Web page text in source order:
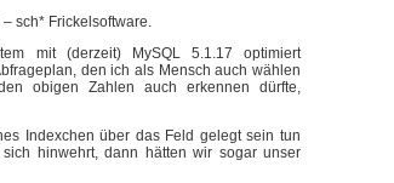
sch* Frickelsoftware.
mit (derzeit) MySQL 5.1.17 optimiert
den ich als Mensch auch wählen
obigen Zahlen auch erkennen dürfte,
Indexchen über das Feld gelegt sein tun
hinwehrt, dann hätten wir sogar unser